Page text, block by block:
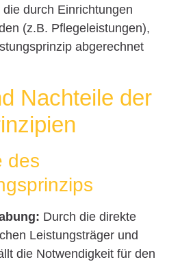
durch Einrichtungen
(z.B. Pflegeleistungen),
abgerechnet
Nachteile der
des
Durch die direkte
Leistungsträger und
die Notwendigkeit für den